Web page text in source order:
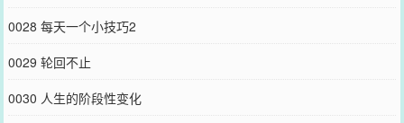
0028 每天一个小技巧2
0029 轮回不止
0030 人生的阶段性变化